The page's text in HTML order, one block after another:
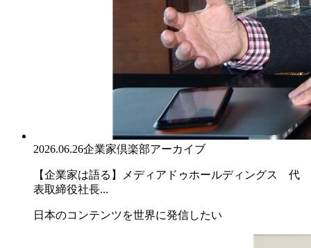
2026.06.26企業家倶楽部アーカイブ
【企業家は語る】メディアドゥホールディングス 代
表取締役社長...
日本のコンテンツを世界に発信したい